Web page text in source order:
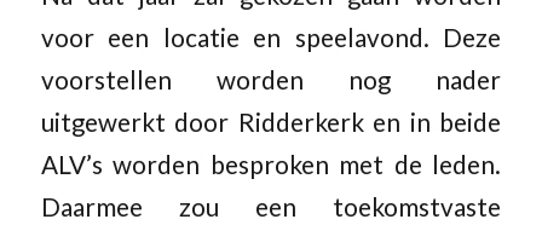
voor een locatie en speelavond. Deze
voorstellen worden nog nader
uitgewerkt door Ridderkerk en in beide
ALV’s worden besproken met de leden.
Daarmee zou een toekomstvaste